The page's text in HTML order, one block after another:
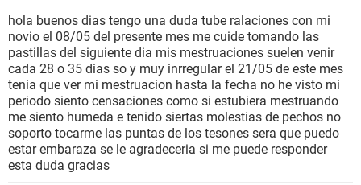
BIENESTAR
SEXUALIDAD
GLOSARIO
hola buenos dias tengo una duda tube ralaciones con mi
novio el 08/05 del presente mes me cuide tomando las
pastillas del siguiente dia mis mestruaciones suelen venir
cada 28 o 35 dias so y muy inrregular el 21/05 de este mes
tenia que ver mi mestruacion hasta la fecha no he visto mi
periodo siento censaciones como si estubiera mestruando
me siento humeda e tenido siertas molestias de pechos no
soporto tocarme las puntas de los tesones sera que puedo
estar embaraza se le agradeceria si me puede responder
esta duda gracias